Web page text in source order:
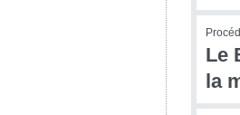
Le
la